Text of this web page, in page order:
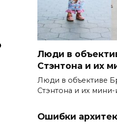
Люди в
Стэнтона и их
Люди в объективе
Стэнтона и их
Ошибки